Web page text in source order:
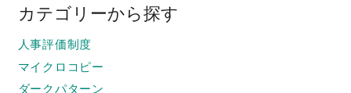
カテゴリーから探す
人事評価制度
マイクロコピー
ダークパターン